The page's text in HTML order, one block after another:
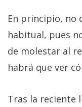
En principio, no
habitual, pues
de molestar al
habrá que ver
Tras la reciente